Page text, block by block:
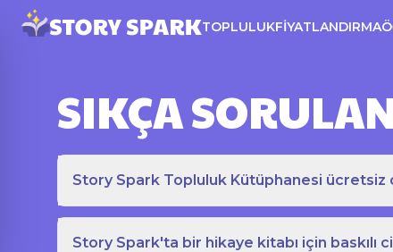
TOPLULUKFIYATLANDIRMA
SIKÇA
Story Spark Topluluk Kütüphanesi ücretsiz
Story Spark'ta bir hikaye kitabı için baskılı